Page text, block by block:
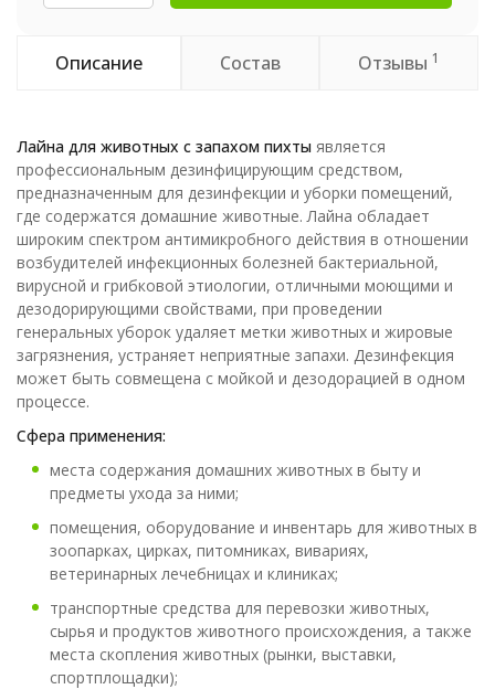
Описание Состав Отзывы 1
Лайна для животных с запахом пихты является
профессиональным дезинфицирующим средством,
предназначенным для дезинфекции и уборки помещений,
где содержатся домашние животные. Лайна обладает
широким спектром антимикробного действия в отношении
возбудителей инфекционных болезней бактериальной,
вирусной и грибковой этиологии, отличными моющими и
дезодорирующими свойствами, при проведении
генеральных уборок удаляет метки животных и жировые
загрязнения, устраняет неприятные запахи. Дезинфекция
может быть совмещена с мойкой и дезодорацией в одном
процессе.
Сфера применения:
места содержания домашних животных в быту и
предметы ухода за ними;
помещения, оборудование и инвентарь для животных в
зоопарках, цирках, питомниках, вивариях,
ветеринарных лечебницах и клиниках;
транспортные средства для перевозки животных,
сырья и продуктов животного происхождения, а также
места скопления животных (рынки, выставки,
спортплощадки);